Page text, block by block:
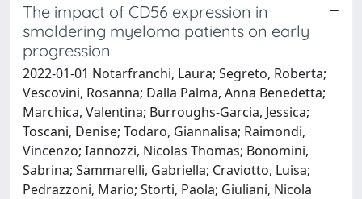
The impact of CD56 expression in
smoldering myeloma patients on early
progression
2022-01-01 Notarfranchi, Laura; Segreto, Roberta;
Vescovini, Rosanna; Dalla Palma, Anna Benedetta;
Marchica, Valentina; Burroughs-Garcia, Jessica;
Toscani, Denise; Todaro, Giannalisa; Raimondi,
Vincenzo; Iannozzi, Nicolas Thomas; Bonomini,
Sabrina; Sammarelli, Gabriella; Craviotto, Luisa;
Pedrazzoni, Mario; Storti, Paola; Giuliani, Nicola